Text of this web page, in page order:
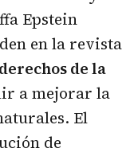
Epstein
en la revista
de la
a mejorar la
El
de